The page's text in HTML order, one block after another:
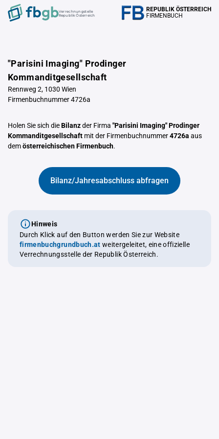
Verrechnungstelle
Republik Österreich
REPUBLIK ÖSTERREICH
FIRMENBUCH
"Parisini Imaging" Prodinger
Kommanditgesellschaft
Rennweg 2, 1030 Wien
Firmenbuchnummer 4726a
Holen Sie sich dieBilanzder Firma "Parisini Imaging" Prodinger
Kommanditgesellschaft mit der Firmenbuchnummer4726a aus
demösterreichischen Firmenbuch.
Bilanz/Jahresabschluss abfragen
Hinweis
Durch Klick auf den Button werden Sie zur Website
firmenbuchgrundbuch.at weitergeleitet, eine offizielle
Verrechnungsstelle der Republik Österreich.